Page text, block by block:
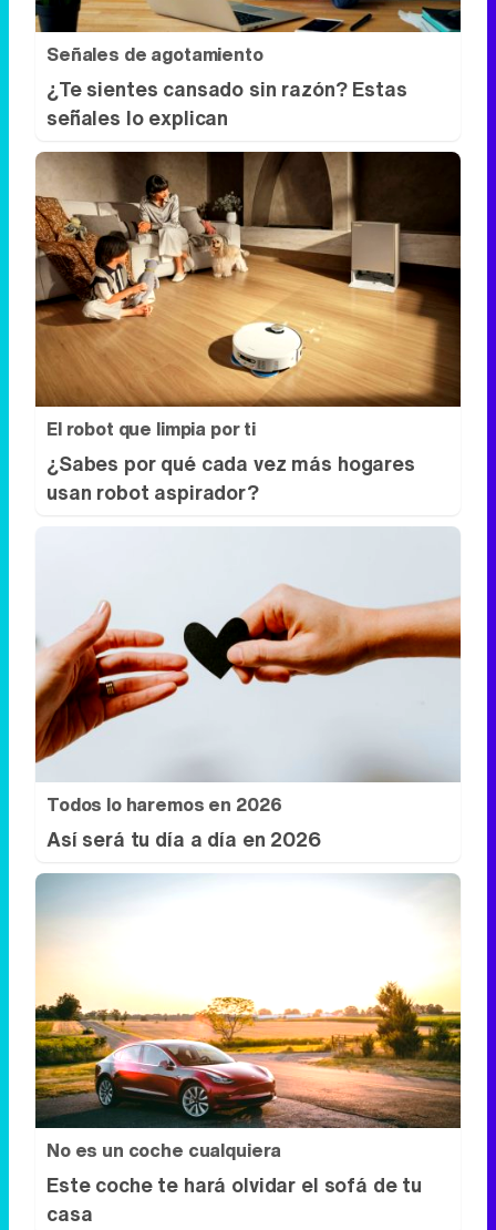
Señales de agotamiento
¿Te sientes cansado sin razón? Estas
señales lo explican
El robot que limpia por ti
¿Sabes por qué cada vez más hogares
usan robot aspirador?
Todos lo haremos en 2026
Así será tu día a día en 2026
No es un coche cualquiera
Este coche te hará olvidar el sofá de tu
casa